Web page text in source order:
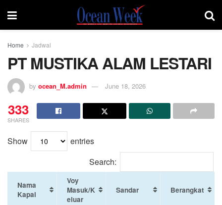
Home Jadwal
PT MUSTIKA ALAM LESTARI
by ocean_M.admin June 18, 2026
333
SHARES
Show
entries
Search:
Nama
Kapal
Voy
Masuk/K
eluar
Sandar Berangkat